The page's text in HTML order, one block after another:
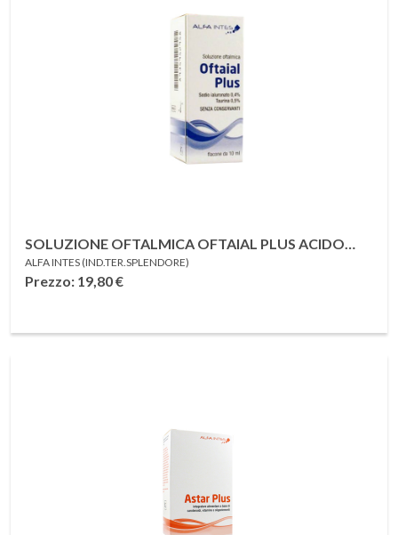
SOLUZIONE OFTALMICA OFTAIAL PLUS ACIDO
IALURONICO 0,4% E TAURINA 10ML
ALFA INTES (IND.TER.SPLENDORE)
Prezzo: 19,80€